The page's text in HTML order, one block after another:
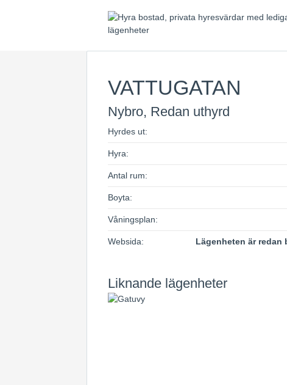
VATTUGATAN
Nybro, Redan uthyrd
Hyrdes ut:
Hyra:
Antal rum:
Boyta:
Våningsplan:
Websida:
Lägenheten är redan
Liknande lägenheter